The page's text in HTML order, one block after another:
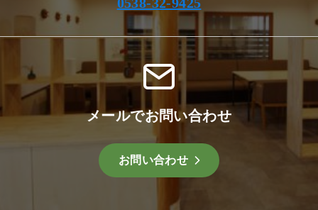
メールでお問い合わせ
お問い合わせ